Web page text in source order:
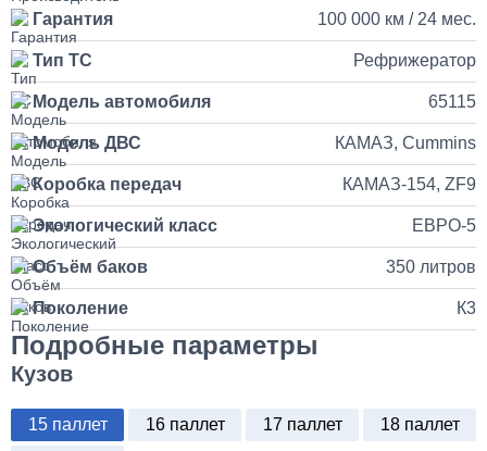
от 5 до 10 дней
Установка и подключение рации с антенной на КАМАЗ
35 000
1 день
Установка продувочного пистолета в кабину
3 500
Гарантия 100 000 км / 24 мес.
Тип ТС Рефрижератор
Модель автомобиля 65115
Модель ДВС КАМАЗ, Cummins
Коробка передач КАМАЗ-154, ZF9
Экологический класс ЕВРО-5
Объём баков 350 литров
Поколение К3
Подробные параметры
Кузов
15 паллет 16 паллет 17 паллет
18 паллет